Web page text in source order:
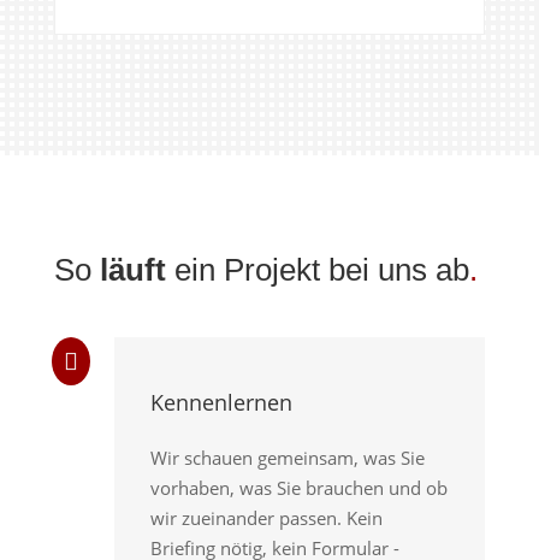
So läuftein Projekt bei uns ab.
Kennenlernen
Wir schauen gemeinsam, was Sie
vorhaben, was Sie brauchen und ob
wir zueinander passen. Kein
Briefing nötig, kein Formular -
